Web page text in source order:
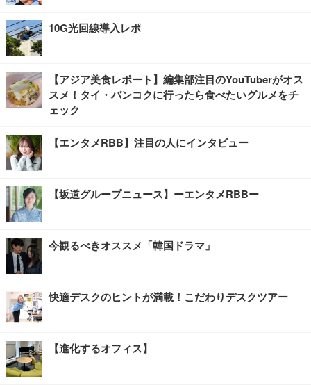
10G光回線導入レポ
【アジア美食レポート】編集部注目のYouTuberがオス
スメ！タイ・バンコクに行ったら食べたいグルメをチ
ェック
【エンタメRBB】注目の人にインタビュー
【坂道グループニュース】ーエンタメRBBー
今観るべきオススメ「韓国ドラマ」
快適デスクのヒントが満載！こだわりデスクツアー
【進化するオフィス】